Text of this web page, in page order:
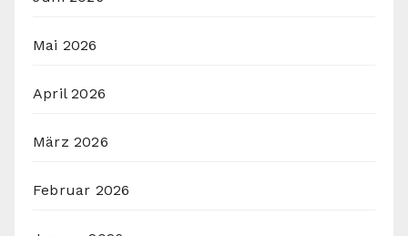
Mai 2026
April 2026
März 2026
Februar 2026